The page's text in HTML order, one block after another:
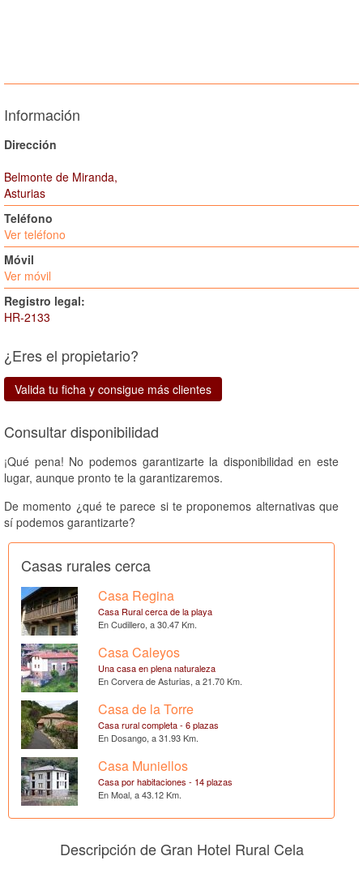
Información
Dirección
Belmonte de Miranda,
Asturias
Teléfono
Ver teléfono
Móvil
Ver móvil
Registro legal:
HR-2133
¿Eres el propietario?
Valida tu ficha y consigue más clientes
Consultar disponibilidad
¡Qué pena! No podemos garantizarte la disponibilidad en este
lugar, aunque pronto te la garantizaremos.
De momento ¿qué te parece si te proponemos alternativas que
sí podemos garantizarte?
Casas rurales cerca
Casa Regina
Casa Rural cerca de la playa
En Cudillero, a 30.47 Km.
Casa Caleyos
Una casa en plena naturaleza
En Corvera de Asturias, a 21.70 Km.
Casa de la Torre
Casa rural completa - 6 plazas
En Dosango, a 31.93 Km.
Casa Muniellos
Casa por habitaciones - 14 plazas
En Moal, a 43.12 Km.
Descripción de Gran Hotel Rural Cela